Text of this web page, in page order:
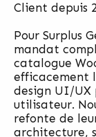
Client depuis
Pour Surplus
mandat
catalogue
efficacement
design UI/UX
utilisateur.
refonte de
architecture,